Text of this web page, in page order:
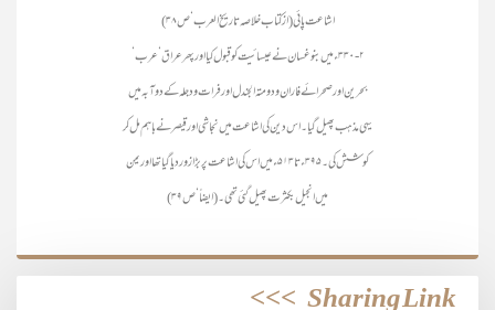
اشاعت پائی (از کتاب خلاصہ تاریخ العرب‘ص ۳۸)
۲- ۳۳۰ء میں بنوغسان نے عیسائیت کو قبول کیا اور پھر عراق‘ عرب‘
بحرین اور صحرائے فاران و دومتہ الجندل اور فرات و دجلہ کے دوآبہ میں
یہی مذہب پھیل گیا۔ اس دین کی اشاعت میں نجاشی اور قیصر نے باہم مل کر
کوشش کی۔ ۳۹۵ء تا ۵۱۳ء میں اس کی اشاعت پر بڑا زور دیا گیا تھا اور یمن
میں انجیل بکثرت پھیل گئی تھی۔ (ایضاً‘ ص ۳۹)